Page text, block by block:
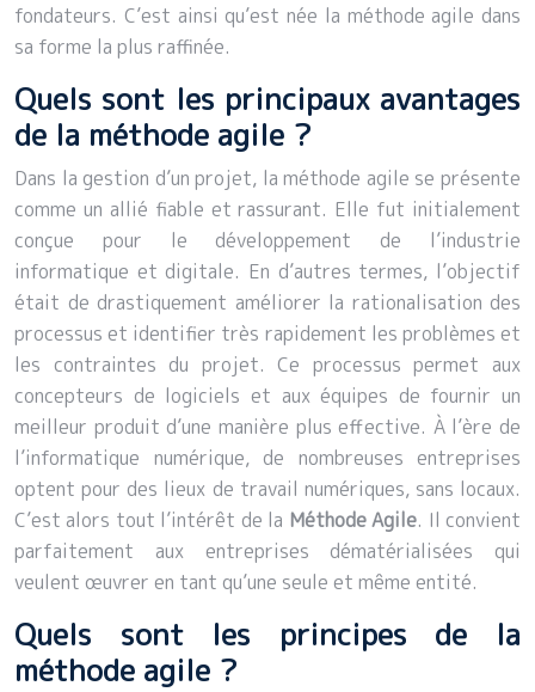
fondateurs. C’est ainsi qu’est née la méthode agile dans
sa forme la plus raffinée.
Quels sont les principaux avantages
de la méthode agile ?
Dans la gestion d’un projet, la méthode agile se présente
comme un allié fiable et rassurant. Elle fut initialement
conçue pour le développement de l’industrie
informatique et digitale. En d’autres termes, l’objectif
était de drastiquement améliorer la rationalisation des
processus et identifier très rapidement les problèmes et
les contraintes du projet. Ce processus permet aux
concepteurs de logiciels et aux équipes de fournir un
meilleur produit d’une manière plus effective. À l’ère de
l’informatique numérique, de nombreuses entreprises
optent pour des lieux de travail numériques, sans locaux.
C’est alors tout l’intérêt de la Méthode Agile. Il convient
parfaitement aux entreprises dématérialisées qui
veulent œuvrer en tant qu’une seule et même entité.
Quels sont les principes de la
méthode agile ?